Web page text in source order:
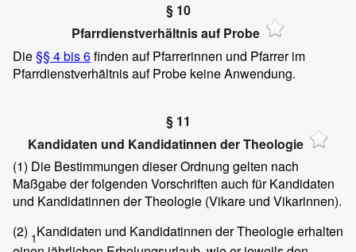
§ 10
Pfarrdienstverhältnis auf Probe
Die§§ 4 bis 6finden auf Pfarrerinnen und Pfarrer im
Pfarrdienstverhältnis auf Probe keine Anwendung.
§ 11
Kandidaten und Kandidatinnen der Theologie
(1) Die Bestimmungen dieser Ordnung gelten nach
Maßgabe der folgenden Vorschriften auch für Kandidaten
und Kandidatinnen der Theologie (Vikare und Vikarinnen).
(2) 1Kandidaten und Kandidatinnen der Theologie erhalten